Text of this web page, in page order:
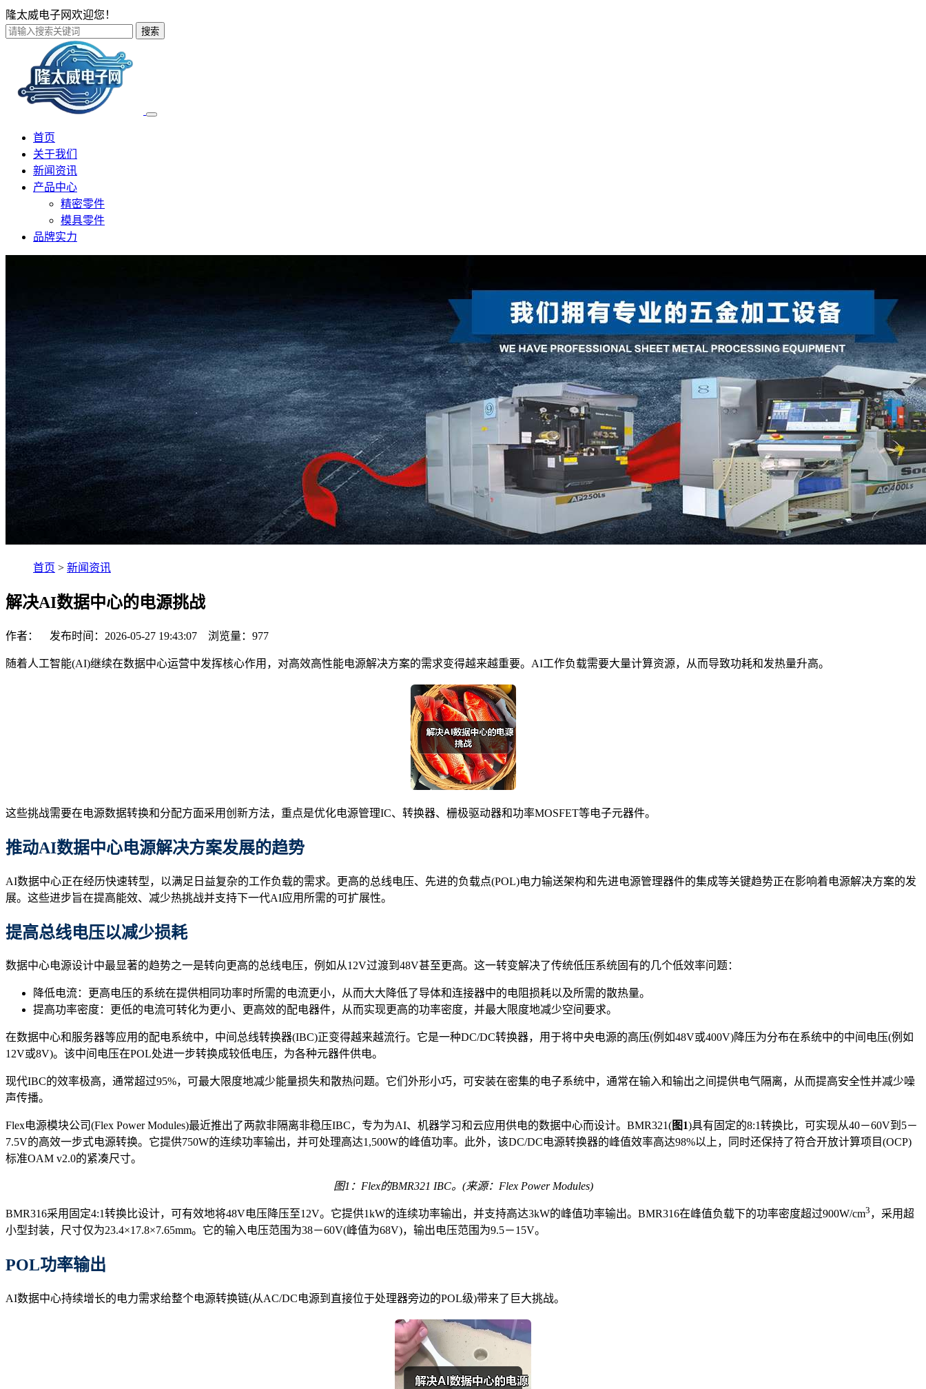
隆太威电子网欢迎您！
搜索
首页
关于我们
新闻资讯
产品中心
精密零件
模具零件
品牌实力
首页 > 新闻资讯
解决AI数据中心的电源挑战
作者： 发布时间：2026-05-27 19:43:07 浏览量： 977
随着人工智能(AI)继续在数据中心运营中发挥核心作用，对高效高性能电源解决方案的需求变得越来越重要。AI工作负载需要大量计算资源，从而导致功耗和发热量升高。
这些挑战需要在电源数据转换和分配方面采用创新方法，重点是优化电源管理IC、转换器、栅极驱动器和功率MOSFET等电子元器件。
推动AI数据中心电源解决方案发展的趋势
AI数据中心正在经历快速转型，以满足日益复杂的工作负载的需求。更高的总线电压、先进的负载点(POL)电力输送架构和先进电源管理器件的集成等关键趋势正在影响着电源解决方案的发
展。这些进步旨在提高能效、减少热挑战并支持下一代AI应用所需的可扩展性。
提高总线电压以减少损耗
数据中心电源设计中最显著的趋势之一是转向更高的总线电压，例如从12V过渡到48V甚至更高。这一转变解决了传统低压系统固有的几个低效率问题：
降低电流：更高电压的系统在提供相同功率时所需的电流更小，从而大大降低了导体和连接器中的电阻损耗以及所需的散热量。
提高功率密度：更低的电流可转化为更小、更高效的配电器件，从而实现更高的功率密度，并最大限度地减少空间要求。
在数据中心和服务器等应用的配电系统中，中间总线转换器(IBC)正变得越来越流行。它是一种DC/DC转换器，用于将中央电源的高压(例如48V或400V)降压为分布在系统中的中间电压(例如
12V或8V)。该中间电压在POL处进一步转换成较低电压，为各种元器件供电。
现代IBC的效率极高，通常超过95%，可最大限度地减少能量损失和散热问题。它们外形小巧，可安装在密集的电子系统中，通常在输入和输出之间提供电气隔离，从而提高安全性并减少噪
声传播。
Flex电源模块公司(Flex Power Modules)最近推出了两款非隔离非稳压IBC，专为为AI、机器学习和云应用供电的数据中心而设计。BMR321(图1)具有固定的8:1转换比，可实现从40－60V到5－
7.5V的高效一步式电源转换。它提供750W的连续功率输出，并可处理高达1,500W的峰值功率。此外，该DC/DC电源转换器的峰值效率高达98%以上，同时还保持了符合开放计算项目(OCP)
标准OAM v2.0的紧凑尺寸。
图1：Flex的BMR321 IBC。 (来源：Flex Power Modules)
BMR316采用固定4:1转换比设计，可有效地将48V电压降压至12V。它提供1kW的连续功率输出，并支持高达3kW的峰值功率输出。BMR316在峰值负载下的功率密度超过900W/cm3 ，采用超
小型封装，尺寸仅为23.4×17.8×7.65mm。它的输入电压范围为38－60V(峰值为68V)，输出电压范围为9.5－15V。
POL功率输出
AI数据中心持续增长的电力需求给整个电源转换链(从AC/DC电源到直接位于处理器旁边的POL级)带来了巨大挑战。